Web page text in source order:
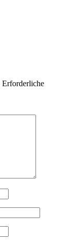
Erforderliche